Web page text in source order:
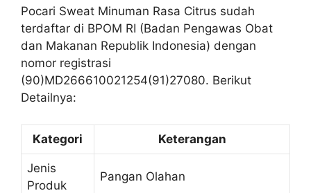
Pocari Sweat Minuman Rasa Citrus sudah
terdaftar di BPOM RI (Badan Pengawas Obat
dan Makanan Republik Indonesia) dengan
nomor registrasi
(90)MD266610021254(91)27080. Berikut
Detailnya:
Kategori Keterangan
Jenis
Produk
Pangan Olahan